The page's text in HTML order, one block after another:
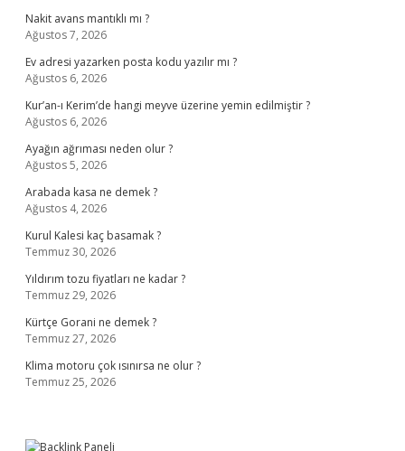
Nakit avans mantıklı mı ?
Ağustos 7, 2026
Ev adresi yazarken posta kodu yazılır mı ?
Ağustos 6, 2026
Kur’an-ı Kerim’de hangi meyve üzerine yemin edilmiştir ?
Ağustos 6, 2026
Ayağın ağrıması neden olur ?
Ağustos 5, 2026
Arabada kasa ne demek ?
Ağustos 4, 2026
Kurul Kalesi kaç basamak ?
Temmuz 30, 2026
Yıldırım tozu fiyatları ne kadar ?
Temmuz 29, 2026
Kürtçe Gorani ne demek ?
Temmuz 27, 2026
Klima motoru çok ısınırsa ne olur ?
Temmuz 25, 2026